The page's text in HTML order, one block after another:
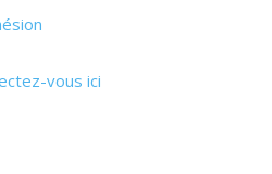
vous ici